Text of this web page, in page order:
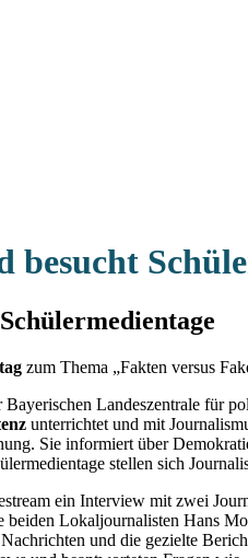
besucht
zum Thema „Fakten versus
Bayerischen Landeszentrale
unterrichtet und mit
Sie informiert über
stellen sich
ein Interview mit zwei
beiden Lokaljournalisten Hans
und die gezielte